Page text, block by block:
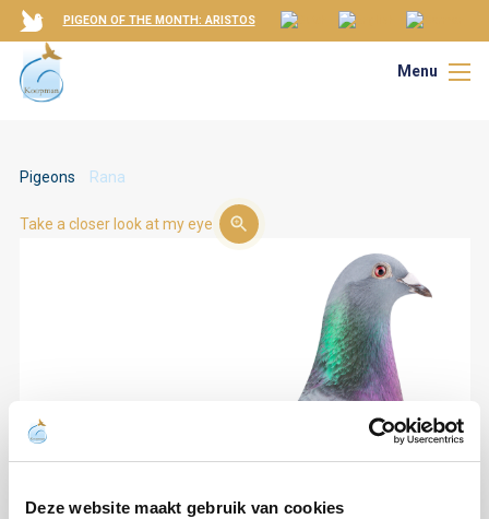
Deze website maakt gebruik van cookies
PIGEON OF THE MONTH: ARISTOS
Menu
Pigeons Rana
Take a closer look at my eye